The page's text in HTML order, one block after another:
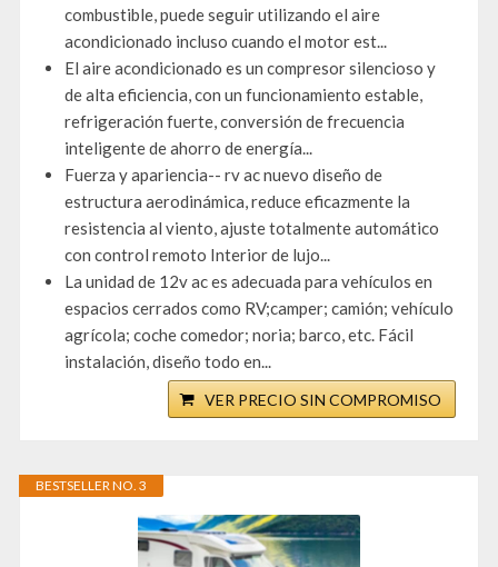
combustible, puede seguir utilizando el aire
acondicionado incluso cuando el motor est...
El aire acondicionado es un compresor silencioso y
de alta eficiencia, con un funcionamiento estable,
refrigeración fuerte, conversión de frecuencia
inteligente de ahorro de energía...
Fuerza y apariencia-- rv ac nuevo diseño de
estructura aerodinámica, reduce eficazmente la
resistencia al viento, ajuste totalmente automático
con control remoto Interior de lujo...
La unidad de 12v ac es adecuada para vehículos en
espacios cerrados como RV;camper; camión; vehículo
agrícola; coche comedor; noria; barco, etc. Fácil
instalación, diseño todo en...
VER PRECIO SIN COMPROMISO
BESTSELLER NO. 3